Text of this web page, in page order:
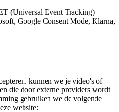
(Universal Event Tracking)
Google Consent Mode, Klarna,
kunnen we je video's of
die door externe providers wordt
gebruiken we de volgende
website: